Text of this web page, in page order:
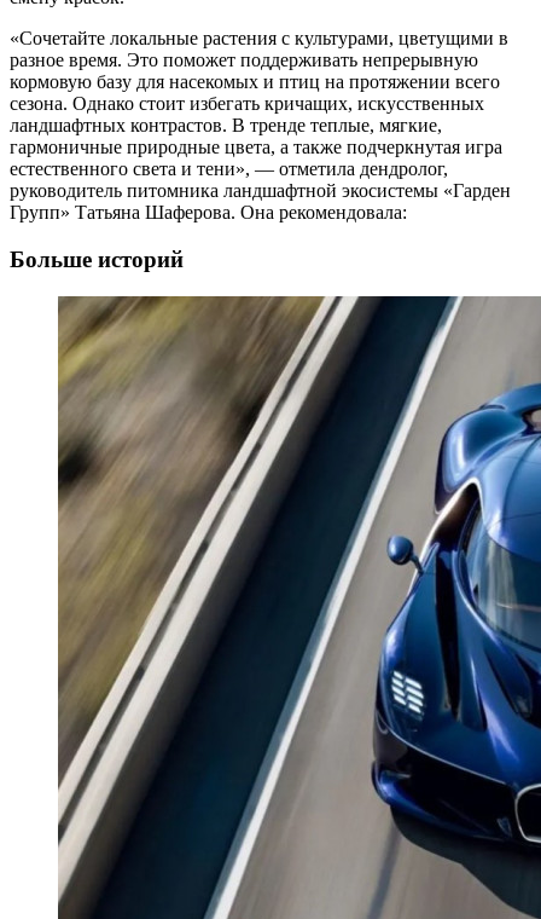
«Сочетайте локальные растения с культурами, цветущими в
разное время. Это поможет поддерживать непрерывную
кормовую базу для насекомых и птиц на протяжении всего
сезона. Однако стоит избегать кричащих, искусственных
ландшафтных контрастов. В тренде теплые, мягкие,
гармоничные природные цвета, а также подчеркнутая игра
естественного света и тени», — отметила дендролог,
руководитель питомника ландшафтной экосистемы «Гарден
Групп» Татьяна Шаферова. Она рекомендовала:
Больше историй